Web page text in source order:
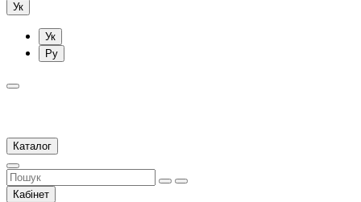
Ук
Ук
Ру
Каталог
Кабінет